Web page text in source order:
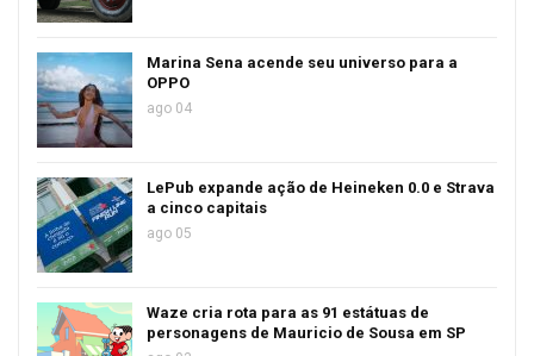
Marina Sena acende seu universo para a
OPPO
ago 04
LePub expande ação de Heineken 0.0 e Strava
a cinco capitais
ago 05
Waze cria rota para as 91 estátuas de
personagens de Mauricio de Sousa em SP